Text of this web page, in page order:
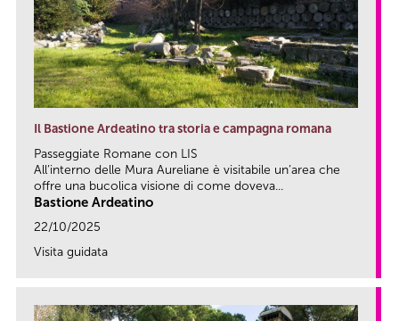
Il Bastione Ardeatino tra storia e campagna romana
Passeggiate Romane con LIS
All’interno delle Mura Aureliane è visitabile un’area che
offre una bucolica visione di come doveva...
Bastione Ardeatino
22/10/2025
Visita guidata